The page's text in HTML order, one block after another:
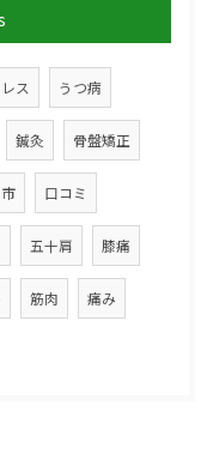
ス うつ病
鍼灸 骨盤矯正
口コミ
五十肩 膝痛
筋肉 痛み